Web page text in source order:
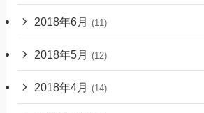
2018年6月 (11)
2018年5月 (12)
2018年4月 (14)